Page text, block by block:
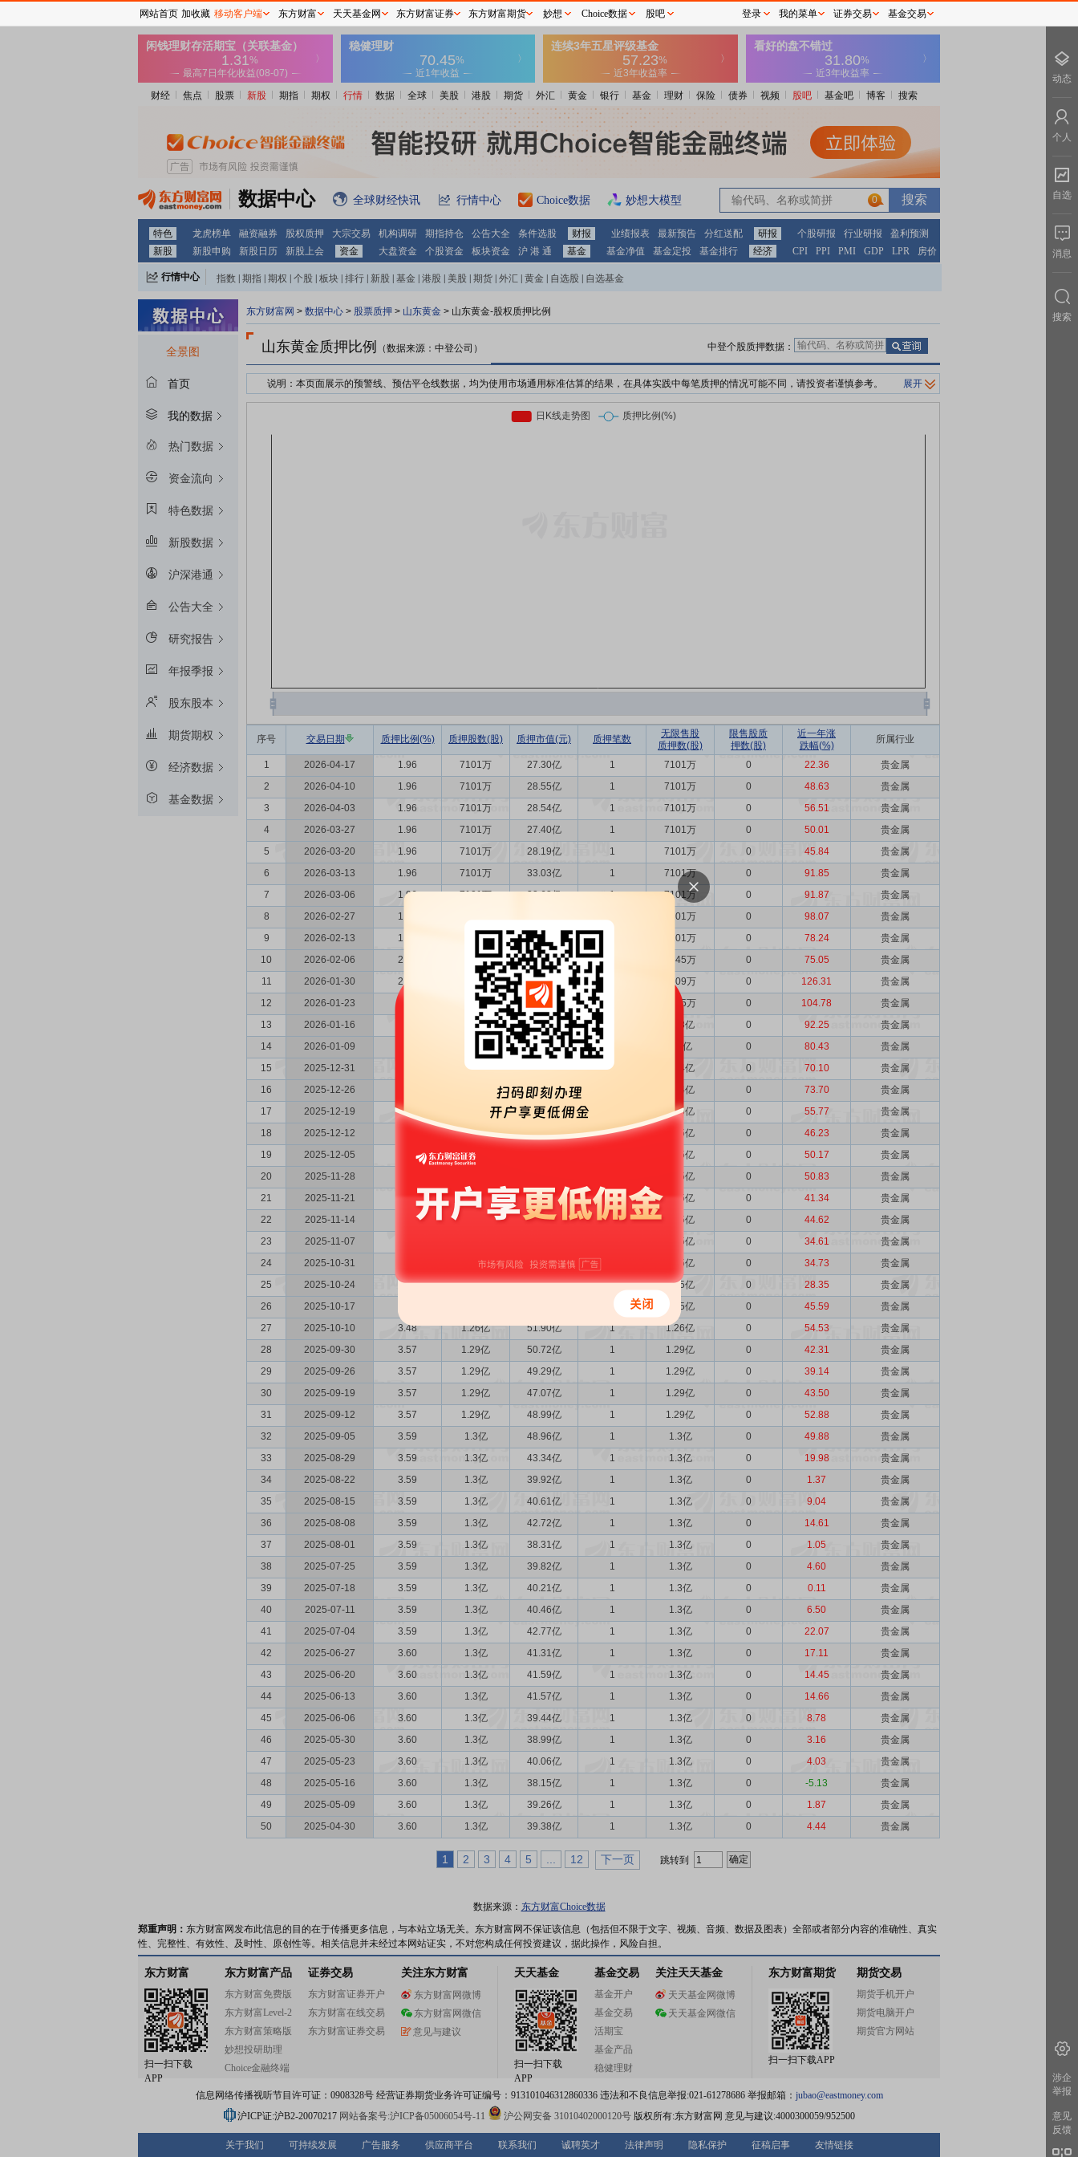
财经 焦点 股票 新股 期指 期权 行情 数据 全球 美股 港股 期货 外汇 黄金 银行 基金 理财 保险 债券 视频 股吧 基金吧 博客 搜索
数据中心 全球财经快讯 行情中心 Choice数据 妙想大模型 0
特色 龙虎榜单 融资融券 股权质押 大宗交易 机构调研 期指持仓 公告大全 条件选股 财报 业绩报表 最新预告 分红送配 研报 个股研报 行业研报
盈利预测
新股
新股申购 新股日历 新股上会 资金 大盘资金 个股资金 板块资金 沪 港 通 基金 基金净值 基金定投 基金排行 经济 CPI PPI PMI GDP LPR 房价
行情中心 指数 期指 期权 个股 板块 排行 新股 基金 港股 美股 期货 外汇 黄金 自选股 自选基金
全景图
首页
我的数据
热门数据
资金流向
特色数据
新股数据
沪深港通
公告大全
研究报告
年报季报
股东股本
期货期权
经济数据
基金数据
东方财富网 > 数据中心 > 股票质押 > 山东黄金 > 山东黄金-股权质押比例
山东黄金质押比例 （数据来源：中登公司） 中登个股质押数据：
说明：本页面展示的预警线、预估平仓线数据，均为使用市场通用标准估算的结果，在具体实践中每笔质押的情况可能不同，请投资者谨慎参考。
接受股权质押的金融机构为了防止股价下跌对自己的利益造成损失，对质押个股的股价设置预警价格与强制平仓价格。
预警线算法：冻结起始日收盘价前复权*质押率*预警线比例
展开
序号 交易日期 质押比例(%) 质押股数(股) 质押市值(元) 质押笔数
无限售股
质押数(股)
限售股质
押数(股)
近一年涨
跌幅(%)
所属行业
1 2026-04-17 1.96 7101万 27.30亿 1 7101万 0 22.36
贵金属
2
2026-04-10 1.96 7101万 28.55亿 1 7101万 0 48.63
贵金属
3
2026-04-03 1.96 7101万 28.54亿 1 7101万 0 56.51
贵金属
4
2026-03-27 1.96 7101万 27.40亿 1 7101万 0 50.01
贵金属
5
2026-03-20 1.96 7101万 28.19亿 1 7101万 0 45.84
贵金属
6
2026-03-13 1.96 7101万 33.03亿 1 7101万 0 91.85
贵金属
7
2026-03-06 1.96 7101万 32.68亿 1 7101万 0 91.87
贵金属
8
2026-02-27 1.96 7101万 0 98.07
贵金属
9
2026-02-13 1.96 7101万 32.24亿 7101万 0 78.24
贵金属
10
2026-02-06 2.03 7345万 33.03亿 7345万 0 75.05
贵金属
11
2026-01-30 2.35 8509万 46.41亿 8509万 0 126.31
贵金属
12
2026-01-23 9945万 50.42亿 9945万 0 104.78
贵金属
13
2026-01-16 1.08亿 49.68亿 1.08亿 0 92.25
贵金属
14
2026-01-09 52.69亿 1.2亿 0 80.43
贵金属
15
2025-12-31 1.24亿 47.96亿 1 1.24亿 0 70.10
贵金属
16
2025-12-26 49.19亿 1.24亿 0 73.70
贵金属
17
2025-12-19 3.45 45.40亿 1.25亿 0 55.77
贵金属
18
2025-12-12 1.25亿 44.87亿 1 1.25亿 0 46.23
贵金属
19
2025-12-05 3.45 1.25亿 1.25亿 0 50.17
贵金属
20
2025-11-28 1.25亿 0 50.83
贵金属
21
2025-11-21 3.45 1.25亿 43.75亿 1 1.25亿 0 41.34
贵金属
22
2025-11-14 3.45 44.66亿 1 1.25亿 0 44.62
贵金属
23
2025-11-07 1.25亿 0 34.61
贵金属
24
2025-10-31 1.25亿 44.92亿 1.25亿 0 34.73
贵金属
25
2025-10-24 3.45 1.25亿 45.50亿 1 1.25亿 0 28.35
贵金属
26
2025-10-17 1 1.25亿 0 45.59
贵金属
27
2025-10-10 3.48 1.26亿 51.90亿 1 1.26亿 0 54.53
贵金属
28
2025-09-30 3.57 1.29亿 50.72亿 1 1.29亿 0 42.31
贵金属
29
2025-09-26 3.57 1.29亿 49.29亿 1 1.29亿 0 39.14
贵金属
30
2025-09-19 3.57 1.29亿 47.07亿 1 1.29亿 0 43.50
贵金属
31
2025-09-12 3.57 1.29亿 48.99亿 1 1.29亿 0 52.88
贵金属
32
2025-09-05 3.59 1.3亿 48.96亿 1 1.3亿 0 49.88
贵金属
33
2025-08-29 3.59 1.3亿 43.34亿 1 1.3亿 0 19.98
贵金属
34
2025-08-22 3.59 1.3亿 39.92亿 1 1.3亿 0 1.37
贵金属
35
2025-08-15 3.59 1.3亿 40.61亿 1 1.3亿 0 9.04
贵金属
36
2025-08-08 3.59 1.3亿 42.72亿 1 1.3亿 0 14.61
贵金属
37
2025-08-01 3.59 1.3亿 38.31亿 1 1.3亿 0 1.05
贵金属
38
2025-07-25 3.59 1.3亿 39.82亿 1 1.3亿 0 4.60
贵金属
39
2025-07-18 3.59 1.3亿 40.21亿 1 1.3亿 0 0.11
贵金属
40
2025-07-11 3.59 1.3亿 40.46亿 1 1.3亿 0 6.50
贵金属
41
2025-07-04 3.59 1.3亿 42.77亿 1 1.3亿 0 22.07
贵金属
42
2025-06-27 3.60 1.3亿 41.31亿 1 1.3亿 0 17.11
贵金属
43
2025-06-20 3.60 1.3亿 41.59亿 1 1.3亿 0 14.45
贵金属
44
2025-06-13 3.60 1.3亿 41.57亿 1 1.3亿 0 14.66
贵金属
45
2025-06-06 3.60 1.3亿 39.44亿 1 1.3亿 0 8.78
贵金属
46
2025-05-30 3.60 1.3亿 38.99亿 1 1.3亿 0 3.16
贵金属
47
2025-05-23 3.60 1.3亿 40.06亿 1 1.3亿 0 4.03
贵金属
48
2025-05-16 3.60 1.3亿 38.15亿 1 1.3亿 0 -5.13
贵金属
49
2025-05-09 3.60 1.3亿 39.26亿 1 1.3亿 0 1.87
贵金属
50
2025-04-30 3.60 1.3亿 39.38亿 1 1.3亿 0 4.44 贵金属
1 2 3 4 5 12 下一页 跳转到
数据来源： 东方财富Choice数据
郑重声明： 东方财富网发布此信息的目的在于传播更多信息，与本站立场无关。东方财富网不保证该信息（包括但不限于文字、视频、音频、数据及图表）全部或者部分内容的准确性、真实
性、完整性、有效性、及时性、原创性等。相关信息并未经过本网站证实，不对您构成任何投资建议，据此操作，风险自担。
东方财富
扫一扫下载
APP
东方财富产品
东方财富免费版
东方财富Level-2
东方财富策略版
妙想投研助理
Choice金融终端
证券交易
东方财富证券开户
东方财富在线交易
东方财富证券交易
关注东方财富
东方财富网微博
东方财富网微信
意见与建议
天天基金
扫一扫下载
APP
基金交易
基金开户
基金交易
活期宝
基金产品
稳健理财
关注天天基金
天天基金网微博
天天基金网微信
东方财富期货
扫一扫下载APP
期货交易
期货手机开户
期货电脑开户
期货官方网站
信息网络传播视听节目许可证：0908328号 经营证券期货业务许可证编号：913101046312860336 违法和不良信息举报:021-61278686 举报邮箱： jubao@eastmoney.com
沪ICP证:沪B2-20070217 网站备案号:沪ICP备05006054号-11 沪公网安备 31010402000120号版权所有:东方财富网 意见与建议:4000300059/952500
关于我们 可持续发展 广告服务 供应商平台 联系我们 诚聘英才 法律声明 隐私保护 征稿启事 友情链接
网站首页 加收藏 移动客户端 东方财富 天天基金网 东方财富证券 东方财富期货 妙想 Choice数据 股吧 登录 我的菜单 证券交易 基金交易
动态
个人
自选
消息
搜索
涉企
举报
意见
反馈